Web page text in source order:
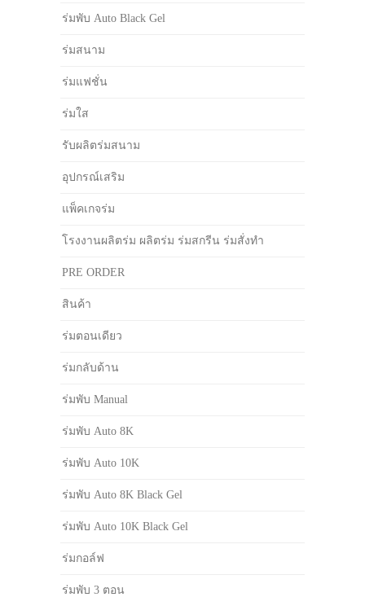
ร่มพับ Auto Black Gel
ร่มสนาม
ร่มแฟชั่น
ร่มใส
รับผลิตร่มสนาม
อุปกรณ์เสริม
แพ็คเกจร่ม
โรงงานผลิตร่ม ผลิตร่ม ร่มสกรีน ร่มสั่งทำ
PRE ORDER
สินค้า
ร่มตอนเดียว
ร่มกลับด้าน
ร่มพับ Manual
ร่มพับ Auto 8K
ร่มพับ Auto 10K
ร่มพับ Auto 8K Black Gel
ร่มพับ Auto 10K Black Gel
ร่มกอล์ฟ
ร่มพับ 3 ตอน